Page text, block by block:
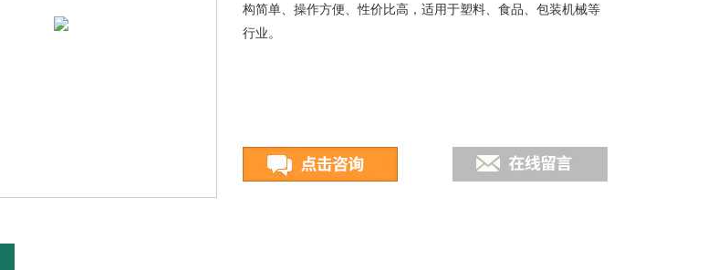
构简单、操作方便、性价比高，适用于塑料、食品、包装机械等
行业。